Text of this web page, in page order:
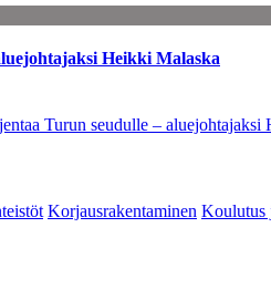
Heikki Malaska
Turun seudulle – aluejohtajaksi
Korjausrakentaminen Koulutus